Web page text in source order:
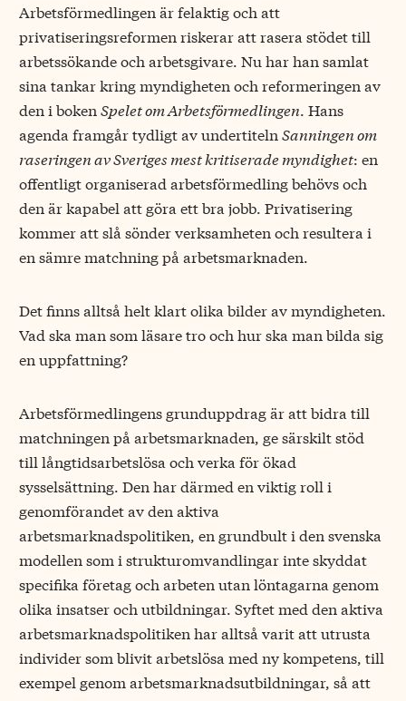
Arbetsförmedlingen är felaktig och att
privatiseringsreformen riskerar att rasera stödet till
arbetssökande och arbetsgivare. Nu har han samlat
sina tankar kring myndigheten och reformeringen av
den i bokenSpelet om Arbetsförmedlingen. Hans
agenda framgår tydligt av undertitelnSanningen om
raseringen av Sveriges mest kritiserade myndighet: en
offentligt organiserad arbetsförmedling behövs och
den är kapabel att göra ett bra jobb. Privatisering
kommer att slå sönder verksamheten och resultera i
en sämre matchning på arbetsmarknaden.
Det finns alltså helt klart olika bilder av myndigheten.
Vad ska man som läsare tro och hur ska man bilda sig
en uppfattning?
Arbetsförmedlingens grunduppdrag är att bidra till
matchningen på arbetsmarknaden, ge särskilt stöd
till långtidsarbetslösa och verka för ökad
sysselsättning. Den har därmed en viktig roll i
genomförandet av den aktiva
arbetsmarknadspolitiken, en grundbult i den svenska
modellen som i strukturomvandlingar inte skyddat
specifika företag och arbeten utan löntagarna genom
olika insatser och utbildningar. Syftet med den aktiva
arbetsmarknadspolitiken har alltså varit att utrusta
individer som blivit arbetslösa med ny kompetens, till
exempel genom arbetsmarknadsutbildningar, så att